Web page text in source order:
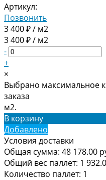
Артикул:
Позвонить
3 400 ₽ / м2
3 400 ₽ / м2
-
+
×
Выбрано максимальное
заказа
м2.
В корзину
Добавлено
Условия доставки
Общая сумма: 48 178.00
Общий вес паллет: 1
Количество паллет: 1